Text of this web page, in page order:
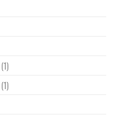
(1)
(1)